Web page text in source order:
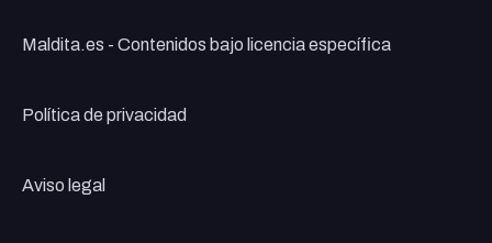
Maldita.es - Contenidos bajo licencia específica
Política de privacidad
Aviso legal